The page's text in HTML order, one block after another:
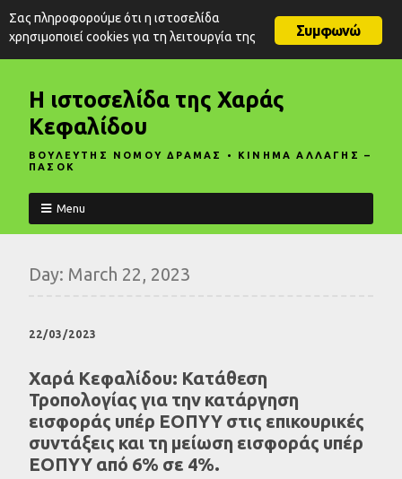
Η ιστοσελίδα της Χαράς
Κεφαλίδου
ΒΟΥΛΕΥΤΗΣ ΝΟΜΟΥ ΔΡΑΜΑΣ • ΚΙΝΗΜΑ ΑΛΛΑΓΗΣ –
ΠΑΣΟΚ
Menu
Day: March 22, 2023
22/03/2023
Χαρά Κεφαλίδου: Κατάθεση
Τροπολογίας για την κατάργηση
εισφοράς υπέρ ΕΟΠΥΥ στις επικουρικές
συντάξεις και τη μείωση εισφοράς υπέρ
ΕΟΠΥΥ από 6% σε 4%.
Συμφωνώ
Σας πληροφορούμε ότι η ιστοσελίδα
χρησιμοποιεί cookies για τη λειτουργία της